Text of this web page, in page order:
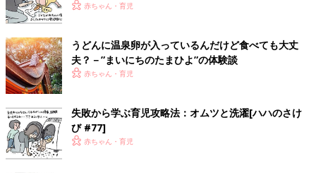
赤ちゃん・育児
うどんに温泉卵が入っているんだけど食べても大丈
夫？－”まいにちのたまひよ”の体験談
赤ちゃん・育児
失敗から学ぶ育児攻略法：オムツと洗濯[ハハのさけ
び #77]
赤ちゃん・育児